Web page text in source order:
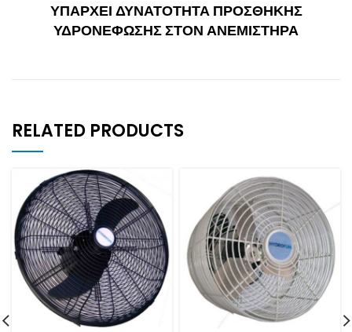
ΥΠΑΡΧΕΙ ΔΥΝΑΤΟΤΗΤΑ ΠΡΟΣΘΗΚΗΣ
ΥΔΡΟΝΕΦΩΣΗΣ ΣΤΟΝ ΑΝΕΜΙΣΤΗΡΑ
RELATED PRODUCTS